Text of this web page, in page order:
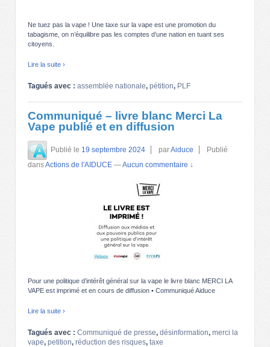
Ne tuez pas la vape ! Une taxe sur la vape est une promotion du
tabagisme, on n’équilibre pas les comptes d’une nation en tuant ses
citoyens.
Lire la suite ›
Tagués avec : assemblée nationale, pétition, PLF
Communiqué – livre blanc Merci La
Vape publié et en diffusion
Publié le 19 septembre 2024 parAiduce
Publié
dansActions de l'AIDUCE —Aucun commentaire ↓
Pour une politique d’intérêt général sur la vape le livre blanc MERCI LA
VAPE est imprimé et en cours de diffusion • Communiqué Aiduce
Lire la suite ›
Tagués avec : Communiqué de presse, désinformation, merci la
vape, petition, réduction des risques, taxe